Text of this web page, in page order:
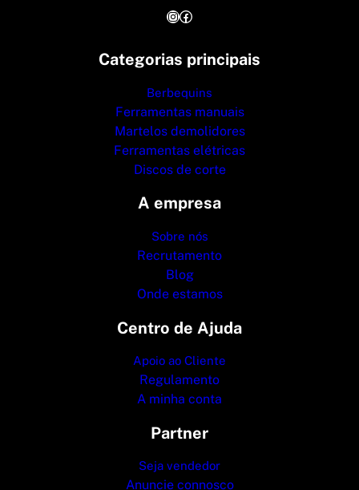
InstagramFacebook
Categorias principais
Berbequins
Ferramentas manuais
Martelos demolidores
Ferramentas elétricas
Discos de corte
A empresa
Sobre nós
Recrutamento
Blog
Onde estamos
Centro de Ajuda
Apoio ao Cliente
Regulamento
A minha conta
Partner
Seja vendedor
Anuncie connosco